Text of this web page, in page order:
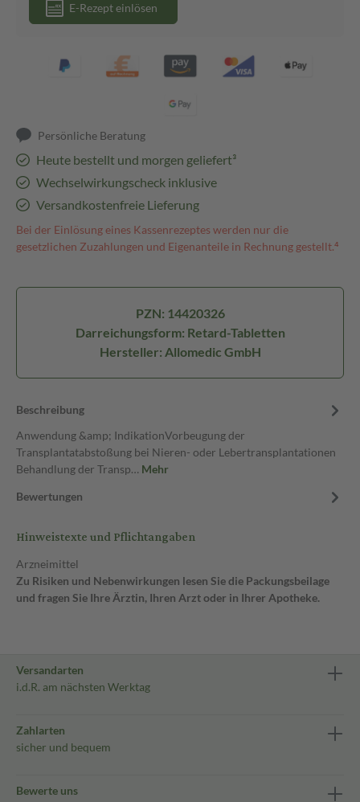
E-Rezept einlösen
Persönliche Beratung
Heute bestellt und morgen geliefert³
Wechselwirkungscheck inklusive
Versandkostenfreie Lieferung
Bei der Einlösung eines Kassenrezeptes werden nur die
gesetzlichen Zuzahlungen und Eigenanteile in Rechnung gestellt.⁴
PZN: 14420326
Darreichungsform: Retard-Tabletten
Hersteller: Allomedic GmbH
Beschreibung
Anwendung &amp; IndikationVorbeugung der
Transplantatabstoßung bei Nieren- oder Lebertransplantationen
Behandlung der Transp… Mehr
Bewertungen
Hinweistexte und Pflichtangaben
Arzneimittel
Zu Risiken und Nebenwirkungen lesen Sie die Packungsbeilage
und fragen Sie Ihre Ärztin, Ihren Arzt oder in Ihrer Apotheke.
Versandarten
i.d.R. am nächsten Werktag
Zahlarten
sicher und bequem
Bewerte uns